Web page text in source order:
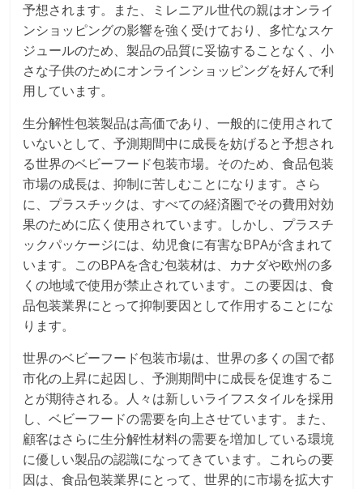
予想されます。また、ミレニアル世代の親はオンライ
ンショッピングの影響を強く受けており、多忙なスケ
ジュールのため、製品の品質に妥協することなく、小
さな子供のためにオンラインショッピングを好んで利
用しています。
生分解性包装製品は高価であり、一般的に使用されて
いないとして、予測期間中に成長を妨げると予想され
る世界のベビーフード包装市場。そのため、食品包装
市場の成長は、抑制に苦しむことになります。さら
に、プラスチックは、すべての経済圏でその費用対効
果のために広く使用されています。しかし、プラスチ
ックパッケージには、幼児食に有害なBPAが含まれて
います。このBPAを含む包装材は、カナダや欧州の多
くの地域で使用が禁止されています。この要因は、食
品包装業界にとって抑制要因として作用することにな
ります。
世界のベビーフード包装市場は、世界の多くの国で都
市化の上昇に起因し、予測期間中に成長を促進するこ
とが期待される。人々は新しいライフスタイルを採用
し、ベビーフードの需要を向上させています。また、
顧客はさらに生分解性材料の需要を増加している環境
に優しい製品の認識になってきています。これらの要
因は、食品包装業界にとって、世界的に市場を拡大す